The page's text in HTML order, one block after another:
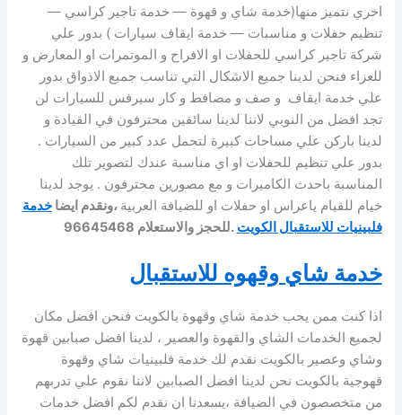
اخري نتميز منها(خدمة شاي و قهوة — خدمة تاجير كراسي —
تنظيم حفلات و مناسبات — خدمة ايقاف سيارات ) بدور علي
شركة تاجير كراسي للحفلات او الافراح و الموتمرات او المعارض و
للعزاء فنحن لدينا جميع الاشكال التي تناسب جميع الاذواق بدور
علي خدمة ايقاف و صف و مصافط و كار سيرفس للسيارات لن
تجد افضل من النوبي لاننا لدينا سائقين محترفون في القيادة و
لدينا باركن علي مساحات كبيرة لتحمل عدد كبير من السيارات .
بدور علي تنظيم للحفلات او اي مناسبة عندك لتصوير تلك
المناسبة باحدث الكاميرات و مع مصورين محترفون . يوجد لدينا
خيام للقيام ياعراس او حفلات او للضيافة العربية ،ونقدم ايضاخدمة
فلبينيات للاستقبال الكويت .للحجز والاستعلام 96645468
خدمة شاي وقهوه للاستقبال
اذا كنت ممن يحب خدمة شاي وقهوة بالكويت فنحن افضل مكان
لجميع الخدمات الشاي والقهوة والعصير ، لدينا افضل صبابين قهوة
وشاي وعصير بالكويت نقدم لك خدمة فلبينيات شاي وقهوة
قهوجية بالكويت نحن لدينا افضل الصبابين لاننا نقوم علي تدربهم
من متخصصون في الضيافة ،يسعدنا ان نقدم لكم افضل خدمات